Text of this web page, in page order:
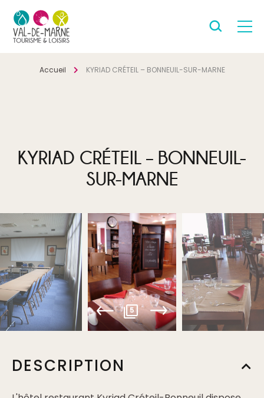
Accueil KYRIAD CRÉTEIL – BONNEUIL-SUR-MARNE
KYRIAD CRÉTEIL – BONNEUIL-
SUR-MARNE
5
DESCRIPTION